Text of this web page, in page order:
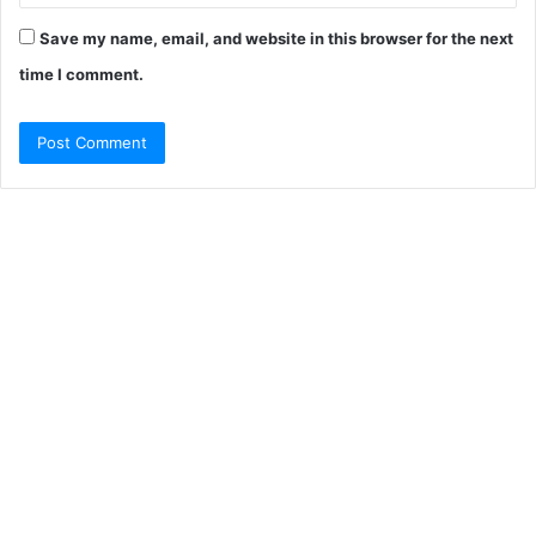
Save my name, email, and website in this browser for the next
time I comment.